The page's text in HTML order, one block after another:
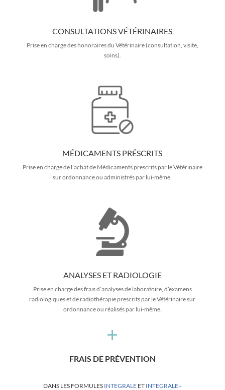
CONSULTATIONS VÉTÉRINAIRES
Prise en charge des honoraires du Vétérinaire (consultation, visite,
soins).
MÉDICAMENTS PRÉSCRITS
Prise en charge de l’achat de Médicaments prescrits par le Vétérinaire
sur ordonnance ou administrés par lui-même.
ANALYSES ET RADIOLOGIE
Prise en charge des frais d’analyses de laboratoire, d’examens
radiologiques et de radiothérapie prescrits par le Vétérinaire sur
ordonnance ou réalisés par lui-même.
+
FRAIS DE PRÉVENTION
DANS LES FORMULES INTEGRALEET INTEGRALE+